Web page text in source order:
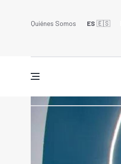
Quiénes Somos ES 🇪🇸